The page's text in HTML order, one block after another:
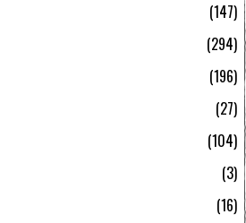
147
294
196
27
104
3
16